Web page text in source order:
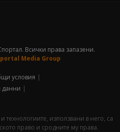
Всички права запазени.
Media Group
условия
данни
технологиите, използвани в него, са
право и сродните му права.